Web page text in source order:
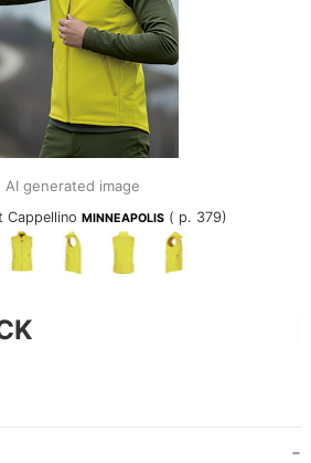
AI generated image
Cappellino MINNEAPOLIS( p. 379)